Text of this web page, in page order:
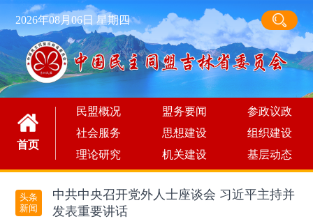
2026年08月06日 星期四
首页
民盟概况 盟务要闻
参政议政
社会服务
思想建设
组织建设
理论研究
机关建设 基层动态
头条
新闻
中共中央召开党外人士座谈会 习近平主持并
发表重要讲话